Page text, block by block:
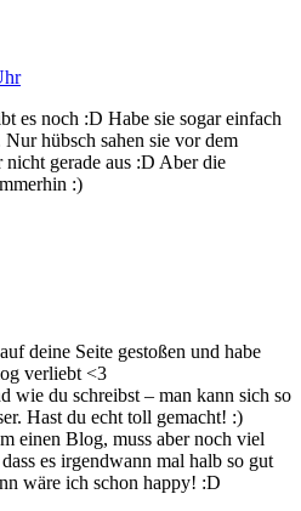
es noch :D Habe sie sogar einfach
hübsch sahen sie vor dem
gerade aus :D Aber die
:)
deine Seite gestoßen und habe
verliebt <3
wie du schreibst – man kann sich so
Hast du echt toll gemacht! :)
einen Blog, muss aber noch viel
es irgendwann mal halb so gut
wäre ich schon happy! :D